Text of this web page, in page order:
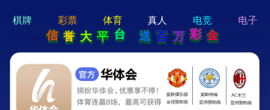
hello 宝贝